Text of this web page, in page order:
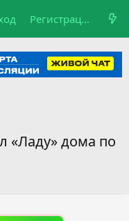
Регистрация
«Ладу» дома по